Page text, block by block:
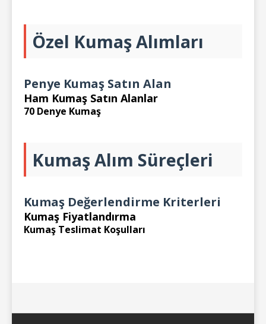
Özel Kumaş Alımları
Penye Kumaş Satın Alan
Ham Kumaş Satın Alanlar
70 Denye Kumaş
Kumaş Alım Süreçleri
Kumaş Değerlendirme Kriterleri
Kumaş Fiyatlandırma
Kumaş Teslimat Koşulları